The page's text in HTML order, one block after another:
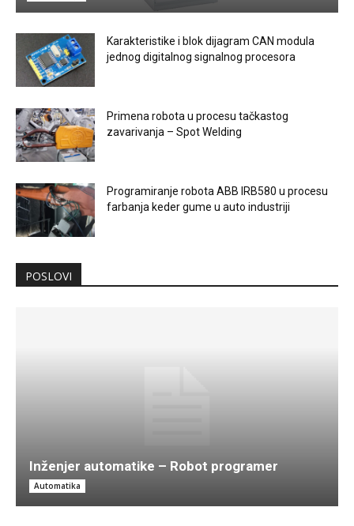
Karakteristike i blok dijagram CAN modula
jednog digitalnog signalnog procesora
Primena robota u procesu tačkastog
zavarivanja – Spot Welding
Programiranje robota ABB IRB580 u procesu
farbanja keder gume u auto industriji
POSLOVI
Inženjer automatike – Robot programer
Automatika